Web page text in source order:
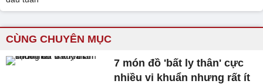
CÙNG CHUYÊN MỤC
7 món đồ 'bất ly thân' cực
nhiều vi khuẩn nhưng rất ít